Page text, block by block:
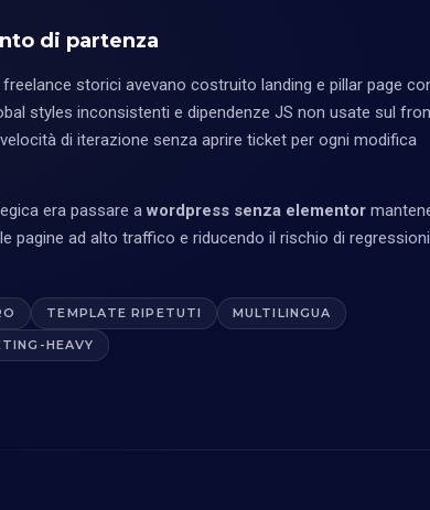
di partenza
storici avevano costruito landing e pillar page
styles inconsistenti e dipendenze JS non usate sul
di iterazione senza aprire ticket per ogni modifica
era passare awordpress senza elementor
pagine ad alto traffico e riducendo il rischio di regressioni
TEMPLATE RIPETUTI MULTILINGUA
HEAVY